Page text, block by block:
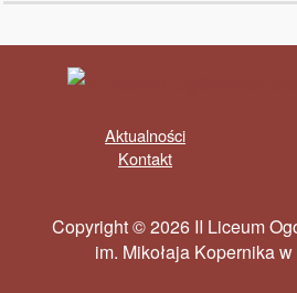
Aktualności
Kontakt
Copyright © 2026 II Liceum
im. Mikołaja Kopernika